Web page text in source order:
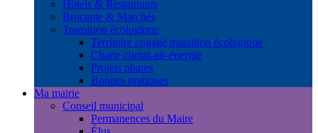
Hôtels & Restaurants
Brocante & Marchés
Transition écologique
Territoire engagé transition écologique
Charte climat-air-énergie
Projets phares
Bonnes pratiques
Ma mairie
Conseil municipal
Permanences du Maire